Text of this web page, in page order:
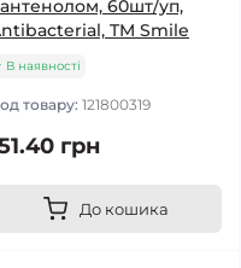
60шт/уп,
TM Smile
В наявності
товару: 121800319
грн
До кошика